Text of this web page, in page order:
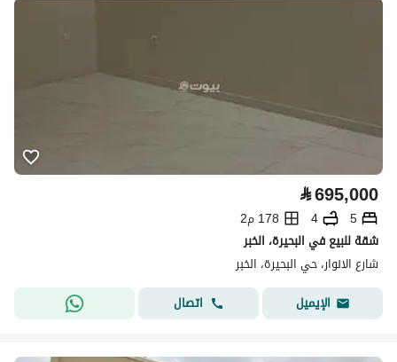
⃁695,000
5
4
178 م2
شقة للبيع في البحيرة، الخبر
شارع الانوار، حي البحيرة، الخبر
الإيميل
اتصال